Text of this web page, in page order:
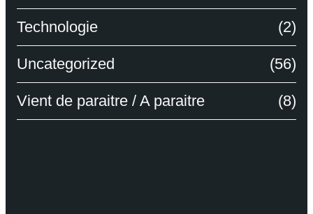
Technologie (2)
Uncategorized (56)
Vient de paraitre / A paraitre (8)